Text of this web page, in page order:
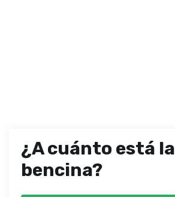
¿A cuánto está la
bencina?